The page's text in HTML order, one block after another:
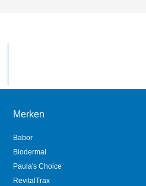
Merken
Babor
Biodermal
Paula's Choice
RevitalTrax